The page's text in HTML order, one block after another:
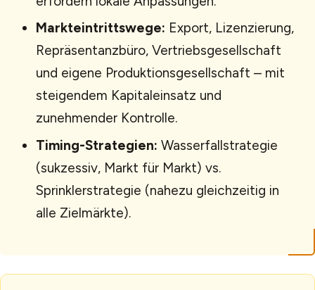
Markteintrittswege: Export, Lizenzierung,
Repräsentanzbüro, Vertriebsgesellschaft
und eigene Produktionsgesellschaft – mit
steigendem Kapitaleinsatz und
zunehmender Kontrolle.
Timing-Strategien: Wasserfallstrategie
(sukzessiv, Markt für Markt) vs.
Sprinklerstrategie (nahezu gleichzeitig in
alle Zielmärkte).